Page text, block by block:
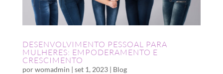
DESENVOLVIMENTO PESSOAL PARA
MULHERES: EMPODERAMENTO E
CRESCIMENTO
porwomadmin | set 1, 2023| Blog